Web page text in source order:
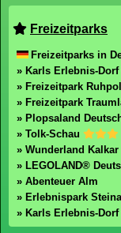
Freizeitparks
Freizeitparks in
» Karls Erlebnis-Dorf
» Freizeitpark
» Freizeitpark
» Plopsaland
» Tolk-Schau
» Wunderland Kalkar
» LEGOLAND®
» Abenteuer Alm
» Erlebnispark
» Karls Erlebnis-